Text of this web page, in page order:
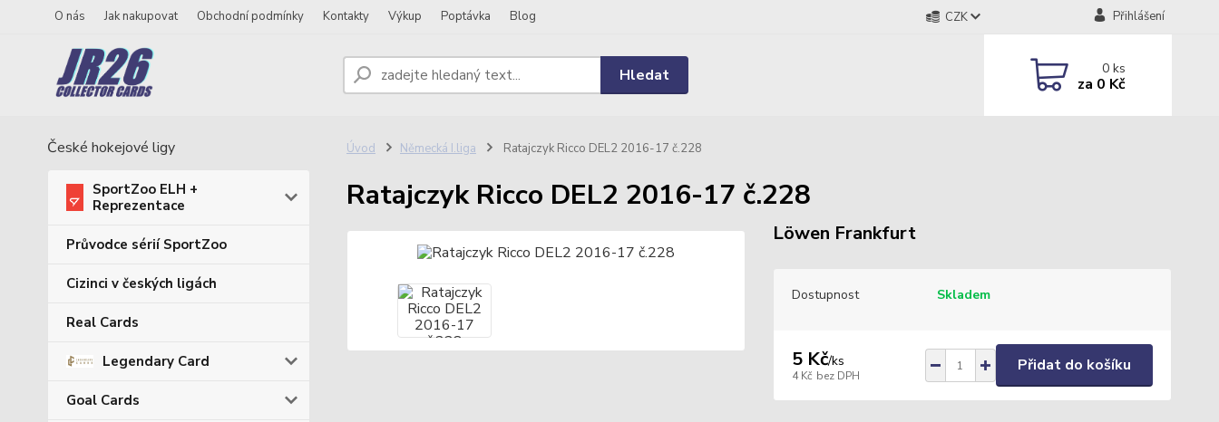
O nás Jak nakupovat Obchodní podmínky Kontakty Výkup Poptávka Blog CZK Přihlášení
Hledat 0ks
za 0 Kč
České hokejové ligy
SportZoo ELH +
Reprezentace
Průvodce sérií SportZoo
Cizinci v českých ligách
Real Cards
Legendary Card
Goal Cards
Úvod Německá I.liga Ratajczyk Ricco DEL2 2016-17 č.228
Ratajczyk Ricco DEL2 2016-17 č.228
Löwen Frankfurt
Dostupnost Skladem
5 Kč/ks
4 Kč bez DPH
Přidat do košíku